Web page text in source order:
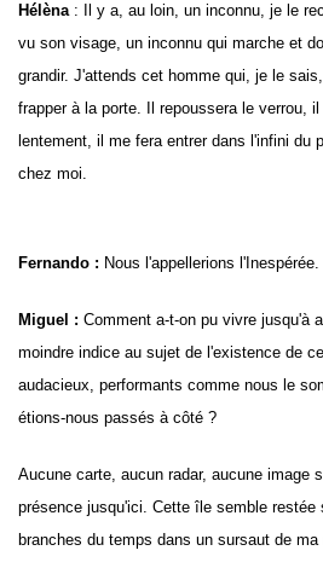
Hélèna : Il y a, au loin, un inconnu, je le
vu son visage, un inconnu qui marche et
grandir. J'attends cet homme qui, je le
frapper à la porte. Il repoussera le verrou,
lentement, il me fera entrer dans l'infini du
chez moi.
Fernando : Nous l'appellerions l'Inespérée.
Miguel : Comment a-t-on pu vivre jusqu'à
moindre indice au sujet de l'existence de
audacieux, performants comme nous le
étions-nous passés à côté ?
Aucune carte, aucun radar, aucune image
présence jusqu'ici. Cette île semble restée
branches du temps dans un sursaut de ma